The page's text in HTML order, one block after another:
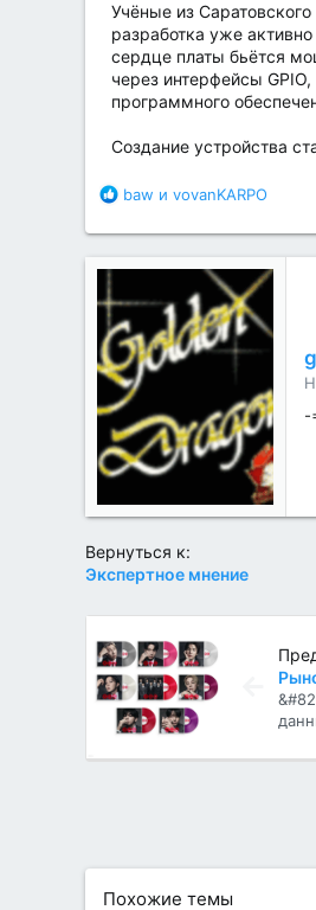
Учёные из
разработка уже
сердце платы бьётся
через интерфейсы
программного
Создание устройства
Б
а
г
д
а
р
н
о
с
т
и
:
baw и vovanKARPO
-
Вернуться к:
Экспертное мнение
Похожие темы